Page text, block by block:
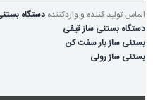
الماس تولید کننده و واردکننده دستگاه
دستگاه بستنی ساز قیفی
بستنی ساز بار سفت کن
بستنی ساز رولی